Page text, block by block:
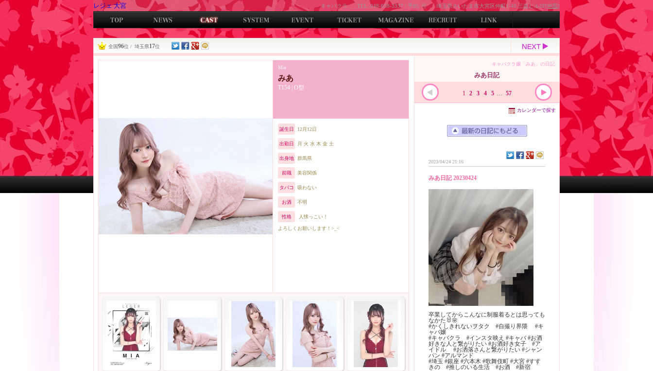
レジェ 大宮 キャバクラ TEL: 048-658-3337 / 予約: 可 埼玉県さいたま市大宮区仲町1-40 三益ビル2F[地図]
全国96位 / 埼玉県17位
みあ
Mia
T154 | O型
誕生日 12月12日
出勤日 月 火 水 木 金 土
出身地 群馬県
前職 美容関係
タバコ 吸わない
お酒 不明
性格 人懐っこい！
よろしくお願いします！>_<
みあ日記
キャバクラ嬢「みあ」の日記
1 2 3 4 5 … 57
カレンダーで探す
2023/04/24 21:16
みあ日記 20230424
卒業してからこんなに制服着るとは思っても
なかた🐰🌸
#かくしきれないヲタク #自撮り界隈 #キ
ャバ嬢
#キャバクラ #インスタ映え #キャバ #お酒
好きな人と繋がりたい #お酒好き女子 #ア
イドル #お洒落さんと繋がりたい #シャン
パン #アルマンド
#埼玉 #銀座 #六本木 #歌舞伎町 #大宮 #すす
きの #推しのいる生活 #お酒 #新宿